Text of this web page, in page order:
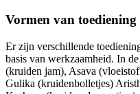
Vormen van toediening
Er zijn verschillende
basis van werkzaamheid. In
(kruiden jam), Asava
Gulika (kruidenbolletjes)